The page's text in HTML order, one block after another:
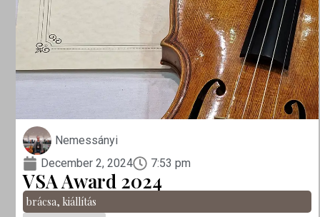
Nemessányi
December 2, 2024
7:53 pm
VSA Award 2024
brácsa, kiállítás